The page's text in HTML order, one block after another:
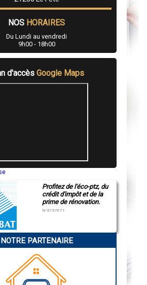
NOS HORAIRES
Du Lundi au vendredi
9h00 - 18h00
d'accès Google Maps
Profitez de l'éco-ptz, du
crédit d'impôt et de la
prime de rénovation.
N°E157671
NOTRE PARTENAIRE